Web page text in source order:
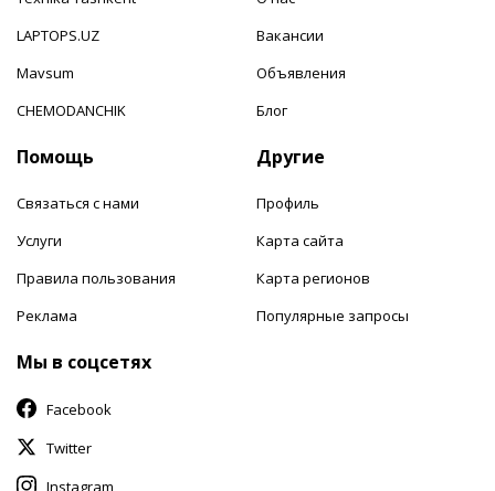
LAPTOPS.UZ
Mavsum
CHEMODANCHIK
Вакансии
Объявления
Блог
Помощь
Связаться с нами
Услуги
Правила пользования
Реклама
Другие
Профиль
Карта сайта
Карта регионов
Популярные запросы
Мы в соцсетях
Facebook
Twitter
Instagram